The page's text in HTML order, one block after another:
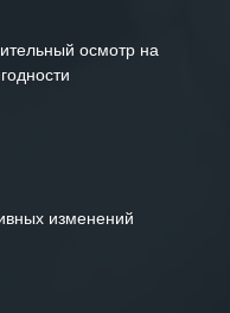
осмотр на
изменений